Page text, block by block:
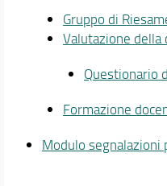
Gruppo di
Valutazione della
Questionario
Formazione
Modulo